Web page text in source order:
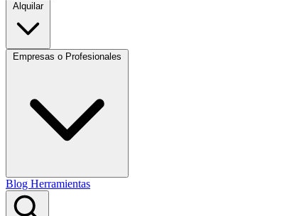
Alquilar
Empresas o Profesionales
Blog Herramientas